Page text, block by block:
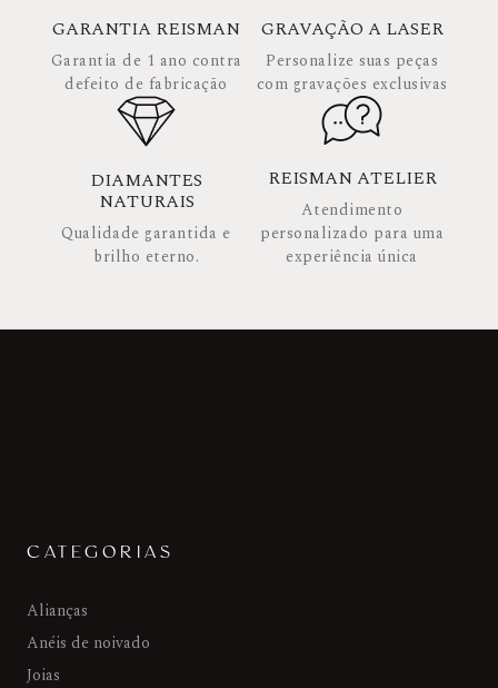
GARANTIA REISMAN
Garantia de 1 ano contra
defeito de fabricação
GRAVAÇÃO A LASER
Personalize suas peças
com gravações exclusivas
DIAMANTES
NATURAIS
Qualidade garantida e
brilho eterno.
REISMAN ATELIER
Atendimento
personalizado para uma
experiência única
CATEGORIAS
Alianças
Anéis de noivado
Joias